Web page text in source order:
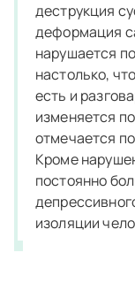
деструкция
деформация
нарушается
настолько,
есть и
изменяется
отмечается
Кроме
постоянно
изоляции